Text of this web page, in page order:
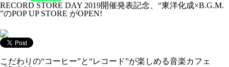
RECORD STORE DAY 2019開催発表記念、“東洋化成×B.G.M.
”のPOP UP STORE がOPEN!
こだわりの“コーヒー”と“レコード”が楽しめる音楽カフェ